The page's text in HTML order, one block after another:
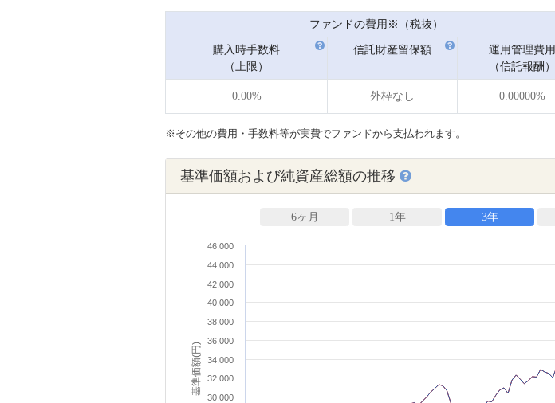
ファンドの費用※（税抜）
購入時手数料
（上限）
信託財産留保額
運用管理費用
（信託報酬）
0.00% 外枠なし 0.00000%
※その他の費用・手数料等が実費でファンドから支払われます。
基準価額および純資産総額の推移
6ヶ月 1年 3年
基準価額(円)
30,000
32,000
34,000
36,000
38,000
40,000
42,000
44,000
46,000